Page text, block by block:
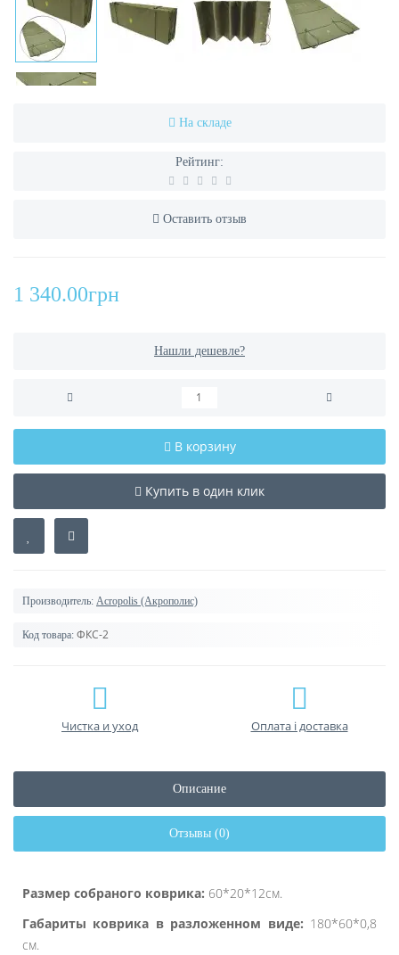
На складе
Рейтинг:
Оставить отзыв
1 340.00грн
Нашли дешевле?
В корзину
Купить в один клик
Производитель: Acropolis (Акрополис)
Код товара: ФКС-2
Чистка и уход Оплата і доставка
Описание
Отзывы (0)
Размер собраного коврика: 60*20*12см.
Габариты коврика в разложенном виде: 180*60*0,8
см.